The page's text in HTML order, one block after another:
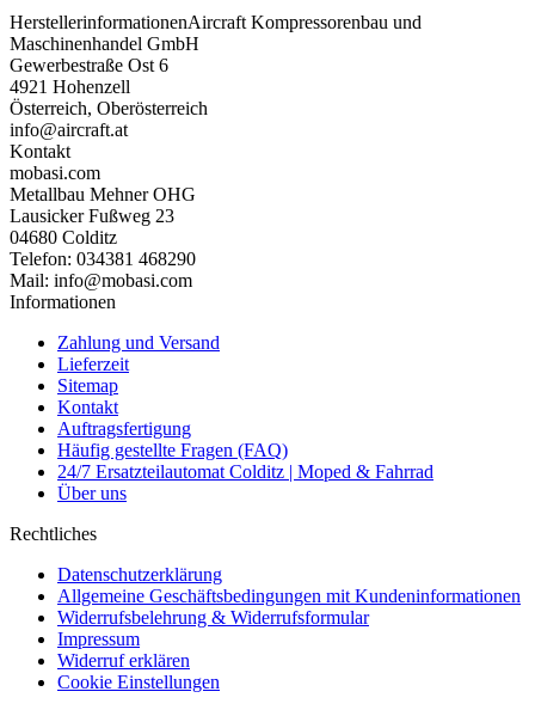
HerstellerinformationenAircraft Kompressorenbau und
Maschinenhandel GmbH
Gewerbestraße Ost 6
4921 Hohenzell
Österreich, Oberösterreich
info@aircraft.at
Kontakt
mobasi.com
Metallbau Mehner OHG
Lausicker Fußweg 23
04680 Colditz
Telefon: 034381 468290
Mail: info@mobasi.com
Informationen
Zahlung und Versand
Lieferzeit
Sitemap
Kontakt
Auftragsfertigung
Häufig gestellte Fragen (FAQ)
24/7 Ersatzteilautomat Colditz | Moped & Fahrrad
Über uns
Rechtliches
Datenschutzerklärung
Allgemeine Geschäftsbedingungen mit Kundeninformationen
Widerrufsbelehrung & Widerrufsformular
Impressum
Widerruf erklären
Cookie Einstellungen